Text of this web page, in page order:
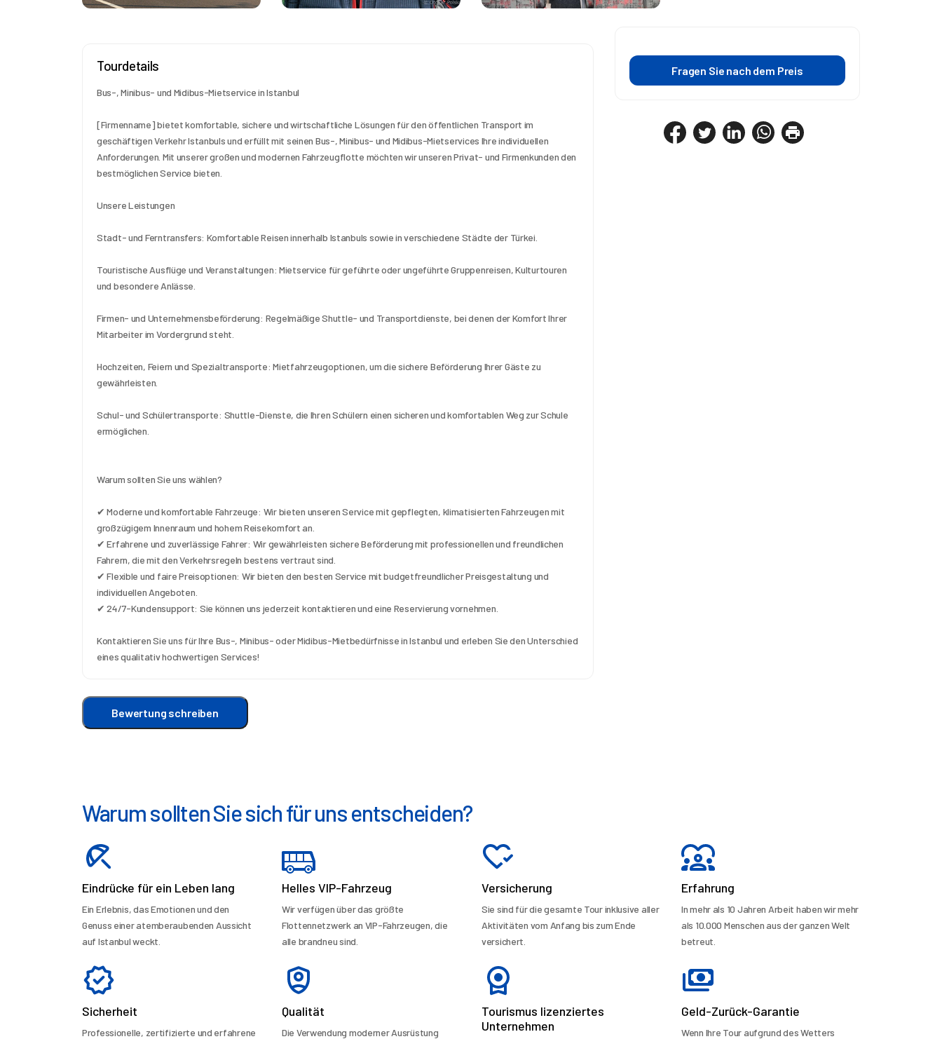
Tourdetails
Bus-, Minibus- und Midibus-Mietservice in Istanbul
[Firmenname] bietet komfortable, sichere und wirtschaftliche Lösungen für den öffentlichen Transport im
geschäftigen Verkehr Istanbuls und erfüllt mit seinen Bus-, Minibus- und Midibus-Mietservices Ihre individuellen
Anforderungen. Mit unserer großen und modernen Fahrzeugflotte möchten wir unseren Privat- und Firmenkunden den
bestmöglichen Service bieten.
Unsere Leistungen
Stadt- und Ferntransfers: Komfortable Reisen innerhalb Istanbuls sowie in verschiedene Städte der Türkei.
Touristische Ausflüge und Veranstaltungen: Mietservice für geführte oder ungeführte Gruppenreisen, Kulturtouren
und besondere Anlässe.
Firmen- und Unternehmensbeförderung: Regelmäßige Shuttle- und Transportdienste, bei denen der Komfort Ihrer
Mitarbeiter im Vordergrund steht.
Hochzeiten, Feiern und Spezialtransporte: Mietfahrzeugoptionen, um die sichere Beförderung Ihrer Gäste zu
gewährleisten.
Schul- und Schülertransporte: Shuttle-Dienste, die Ihren Schülern einen sicheren und komfortablen Weg zur Schule
ermöglichen.
Warum sollten Sie uns wählen?
✔ Moderne und komfortable Fahrzeuge: Wir bieten unseren Service mit gepflegten, klimatisierten Fahrzeugen mit
großzügigem Innenraum und hohem Reisekomfort an.
✔ Erfahrene und zuverlässige Fahrer: Wir gewährleisten sichere Beförderung mit professionellen und freundlichen
Fahrern, die mit den Verkehrsregeln bestens vertraut sind.
✔ Flexible und faire Preisoptionen: Wir bieten den besten Service mit budgetfreundlicher Preisgestaltung und
individuellen Angeboten.
✔ 24/7-Kundensupport: Sie können uns jederzeit kontaktieren und eine Reservierung vornehmen.
Kontaktieren Sie uns für Ihre Bus-, Minibus- oder Midibus-Mietbedürfnisse in Istanbul und erleben Sie den Unterschied
eines qualitativ hochwertigen Services!
Bewertung schreiben
Fragen Sie nach dem Preis
Warum sollten Sie sich für uns entscheiden?
Eindrücke für ein Leben lang
Ein Erlebnis, das Emotionen und den
Genuss einer atemberaubenden Aussicht
auf Istanbul weckt.
Helles VIP-Fahrzeug
Wir verfügen über das größte
Flottennetzwerk an VIP-Fahrzeugen, die
alle brandneu sind.
Versicherung
Sie sind für die gesamte Tour inklusive aller
Aktivitäten vom Anfang bis zum Ende
versichert.
Erfahrung
In mehr als 10 Jahren Arbeit haben wir mehr
als 10.000 Menschen aus der ganzen Welt
betreut.
Sicherheit
Professionelle, zertifizierte und erfahrene
Qualität
Die Verwendung moderner Ausrüstung
Tourismus lizenziertes
Unternehmen
Geld-Zurück-Garantie
Wenn Ihre Tour aufgrund des Wetters